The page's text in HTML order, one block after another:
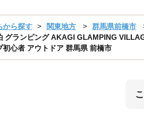
から探す 関東地方 群馬県前橋市
グランピング AKAGI GLAMPING
初心者 アウトドア 群馬県 前橋市